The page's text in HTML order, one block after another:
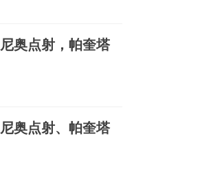
奥点射，帕奎塔
奥点射、帕奎塔